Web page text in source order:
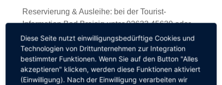
Reservierung & Ausleihe: bei der Tourist-
Information Bad Breisig unter 02633 45630 oder
per E-Mail an tourist-info@bad-breisig.de
Diese Seite nutzt einwilligungsbedürftige Cookies und
Technologien von Drittunternehmen zur Integration
bestimmter Funktionen. Wenn Sie auf den Button "Alles
akzeptieren" klicken, werden diese Funktionen aktiviert
(Einwilligung). Nach der Einwilligung verarbeiten wir